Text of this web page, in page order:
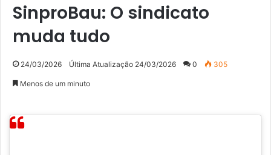
SinproBau: O sindicato
muda tudo
24/03/2026 Última Atualização 24/03/2026 0 305
Menos de um minuto